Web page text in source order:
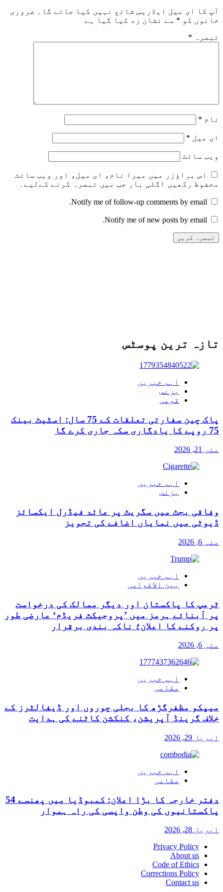
آپ کا ای میل ایڈریس شائع نہیں کیا جائے گا۔
ضروری
خانوں کو * سے نشان زد کیا گیا ہے
تبصرہ *
نام *
ای میل *
ویب‌ سائٹ
اس براؤزر میں میرا نام، ای میل، اور ویب سائٹ
محفوظ رکھیں اگلی بار جب میں تبصرہ کرنے کےلیے۔
Notify me of follow-up comments by email.
Notify me of new posts by email.
تازہ ترین پوسٹس
اہم خبریں
بزنس
قومی
پاک چین سفارتی تعلقات کے 75 سال: اسٹیٹ بینک
75 روپے کا یادگاری سکہ جاری کرے گا
مئی 21, 2026
اہم خبریں
بزنس
وفاقی بجٹ میں سگریٹ پر عائد فیڈرل ایکسائز
ڈیوٹی میں نمایاں اضافے کی تجویز
مئی 6, 2026
اہم خبریں
بین الاقوامی
ٹرمپ کا پاکستان اور دیگر ممالک کی درخواست
پر آبنائے ہرمز میں ’پروجیکٹ فریڈم‘ عارضی طور
پر روکنے کا اعلان؛ ناکہ بندی برقرار
مئی 6, 2026
اہم خبریں
مقامی
میپکو مظفرگڑھ کا بجلی چوروں اور ڈیفالٹرز کے
خلاف گرینڈ آپریشن، کنکشن کاٹنے کی ہدایت
اپریل 29, 2026
اہم خبریں
مقامی
دفتر خارجہ کا بڑا اعلان: کمبوڈیا میں پھنسے 54
پاکستانیوں کی وطن واپسی کی راہ ہموار
اپریل 28, 2026
Privacy Policy
About us
Code of Ethics
Corrections Policy
Contact us